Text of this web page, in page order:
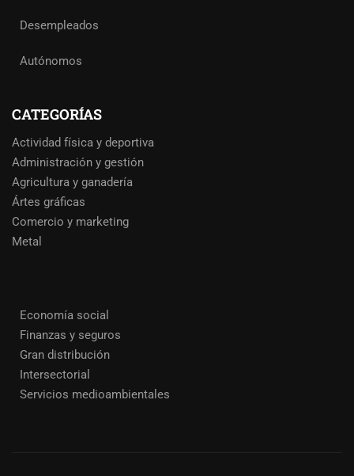
Desempleados
Autónomos
CATEGORÍAS
Actividad física y deportiva
Administración y gestión
Agricultura y ganadería
Ártes gráficas
Comercio y marketing
Metal
Economía social
Finanzas y seguros
Gran distribución
Intersectorial
Servicios medioambientales